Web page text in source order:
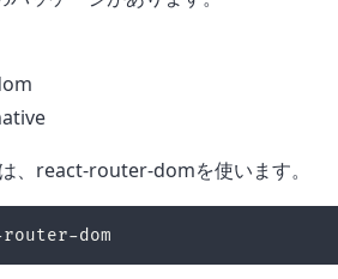
、react-router-domを使います。